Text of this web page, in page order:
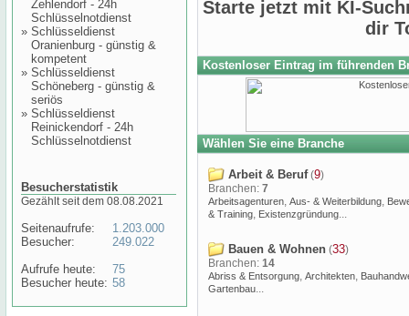
Zehlendorf - 24h
Schlüsselnotdienst
» Schlüsseldienst
Oranienburg - günstig &
kompetent
» Schlüsseldienst
Schöneberg - günstig &
seriös
» Schlüsseldienst
Reinickendorf - 24h
Schlüsselnotdienst
Besucherstatistik
Gezählt seit dem 08.08.2021
Seitenaufrufe:
Besucher:
Aufrufe heute:
Besucher heute:
1.203.000
249.022
75
58
Starte jetzt mit KI-
dir
Kostenloser Eintrag im führenden
Wählen Sie eine Branche
Arbeit & Beruf(9)
Branchen: 7
Arbeitsagenturen, Aus- & Weiterbildung,
& Training, Existenzgründung...
Bauen & Wohnen (33)
Branchen: 14
Abriss & Entsorgung, Architekten,
Gartenbau...